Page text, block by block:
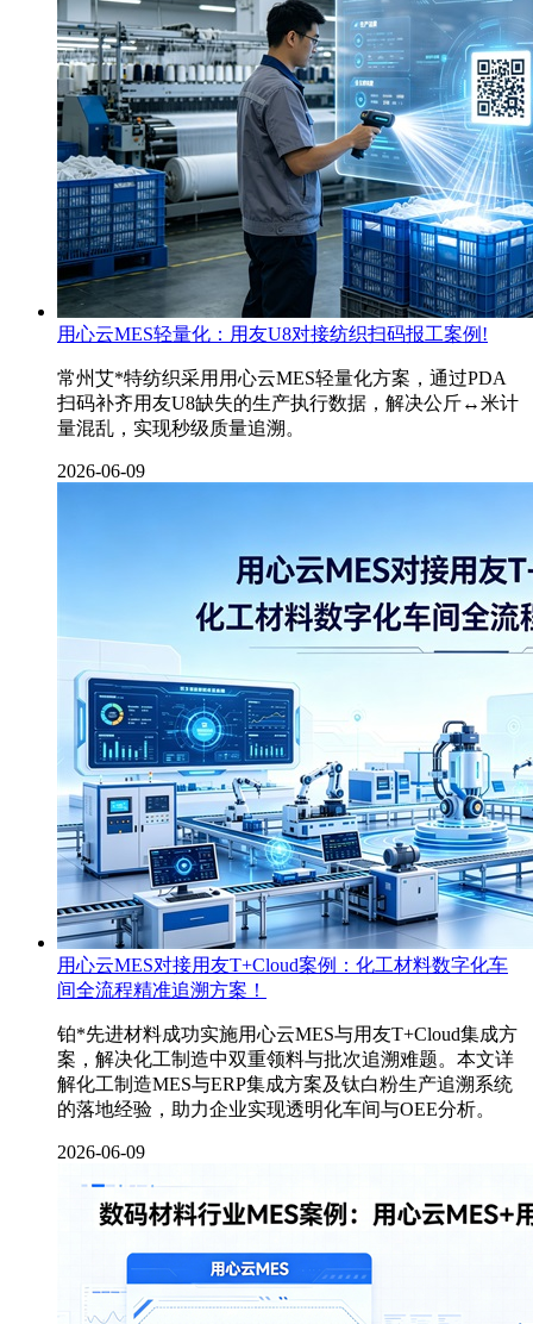
用心云MES轻量化：用友U8对接纺织扫码报工案例!
常州艾*特纺织采用用心云MES轻量化方案，通过PDA
扫码补齐用友U8缺失的生产执行数据，解决公斤↔米计
量混乱，实现秒级质量追溯。
2026-06-09
用心云MES对接用友T+Cloud案例：化工材料数字化车
间全流程精准追溯方案！
铂*先进材料成功实施用心云MES与用友T+Cloud集成方
案，解决化工制造中双重领料与批次追溯难题。本文详
解化工制造MES与ERP集成方案及钛白粉生产追溯系统
的落地经验，助力企业实现透明化车间与OEE分析。
2026-06-09